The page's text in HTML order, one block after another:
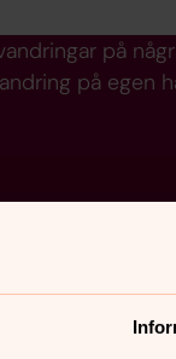
på
på egen